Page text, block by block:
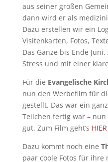
aus seiner großen
dann wird er als
Dazu erstellen wir ein
Visitenkarten, Fotos,
Das Ganze bis Ende
Stress und mit einer
Für die Evangelische
nun den Werbefilm für
gestellt. Das war ein
Teilchen fertig war –
gut. Zum Film geht’s
Dazu kommt noch eine
paar coole Fotos für ihre